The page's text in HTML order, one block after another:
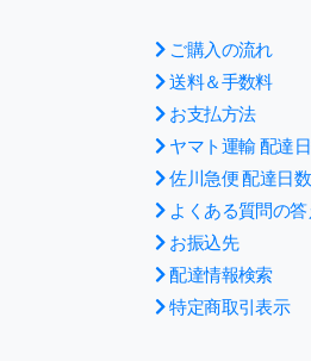
ご購入の流れ
送料＆手数料
お支払方法
ヤマト運輸 配達
佐川急便 配達日
よくある質問の答
お振込先
配達情報検索
特定商取引表示